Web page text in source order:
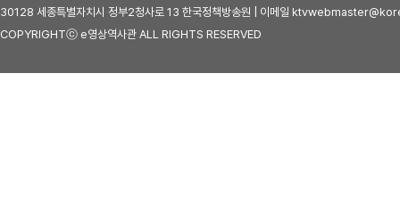
30128 세종특별자치시 정부2청사로 13 한국정책방송원 | 이메일
COPYRIGHTⓒ e영상역사관 ALL RIGHTS RESERVED